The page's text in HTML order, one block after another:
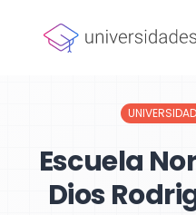
Escuela
Dios